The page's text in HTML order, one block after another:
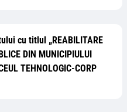
cu titlul „REABILITARE
DIN MUNICIPIULUI
TEHNOLOGIC-CORP